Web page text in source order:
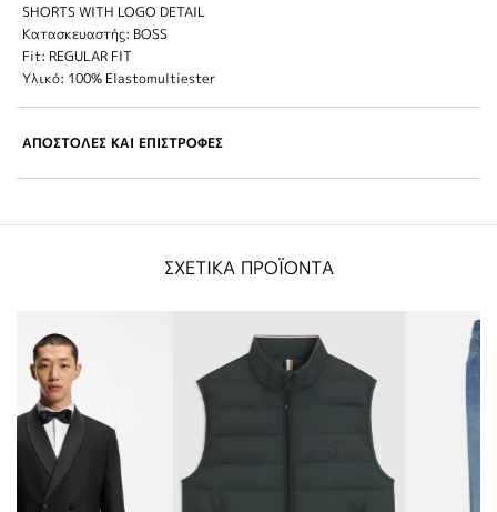
SHORTS WITH LOGO DETAIL
Κατασκευαστής: BOSS
Fit: REGULAR FIT
Υλικό: 100% Elastomultiester
ΑΠΟΣΤΟΛΕΣ ΚΑΙ ΕΠΙΣΤΡΟΦΕΣ
ΣΧΕΤΙΚΑ ΠΡΟΪΟΝΤΑ